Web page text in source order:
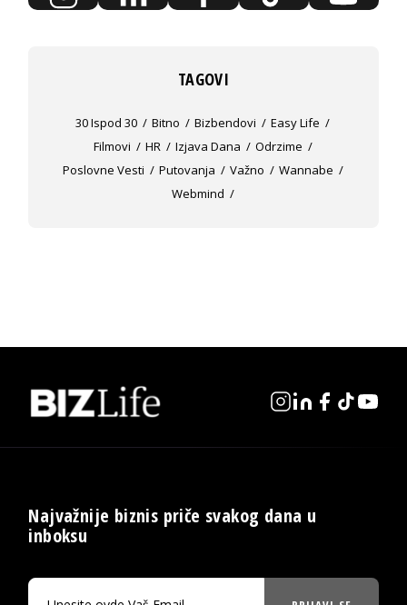
TAGOVI
30 Ispod 30 Bitno Bizbendovi
Easy Life
Filmovi
HR Izjava Dana
Odrzime
Poslovne Vesti
Putovanja Važno
Wannabe
Webmind
Najvažnije biznis priče svakog dana u
inboksu